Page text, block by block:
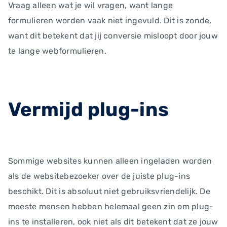
Vraag alleen wat je wil vragen, want lange
formulieren worden vaak niet ingevuld. Dit is zonde,
want dit betekent dat jij conversie misloopt door jouw
te lange webformulieren.
Vermijd plug-ins
Sommige websites kunnen alleen ingeladen worden
als de websitebezoeker over de juiste plug-ins
beschikt. Dit is absoluut niet gebruiksvriendelijk. De
meeste mensen hebben helemaal geen zin om plug-
ins te installeren, ook niet als dit betekent dat ze jouw